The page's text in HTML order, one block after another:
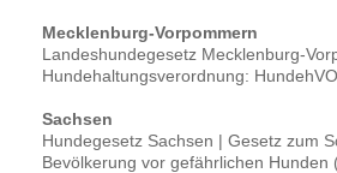
Mecklenburg-Vorpommern
Landeshundegesetz Mecklenburg-
Hundehaltungsverordnung:
Sachsen
Hundegesetz Sachsen | Gesetz zum
Bevölkerung vor gefährlichen Hunden